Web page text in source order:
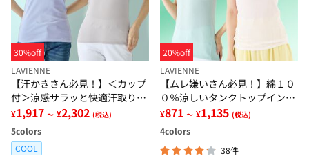
30%off
LAVIENNE
【汗かきさん必見！】＜カップ
付＞涼感サラッと快適汗取りタ
ンクトップインナー＜さらりラ
ボ＞
¥1,917 ～ ¥2,302 (税込)
5colors
COOL
20%off
LAVIENNE
【ムレ嫌いさん必見！】綿１０
０％涼しいタンクトップインナ
ー＜さらりラボ＞
¥871 ～ ¥1,135 (税込)
4colors
38件